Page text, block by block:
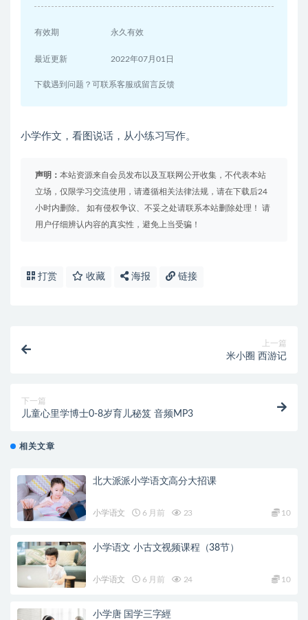
有效期 永久有效
最近更新 2022年07月01日
下载遇到问题？可联系客服或留言反馈
小学作文，看图说话，从小练习写作。
声明： 本站资源来自会员发布以及互联网公开收集，不代表本站
立场，仅限学习交流使用，请遵循相关法律法规，请在下载后24
小时内删除。 如有侵权争议、不妥之处请联系本站删除处理！ 请
用户仔细辨认内容的真实性，避免上当受骗！
打赏 收藏 海报 链接
上一篇
米小圈 西游记
下一篇
儿童心里学博士0-8岁育儿秘笈 音频MP3
相关文章
北大派派小学语文高分大招课
小学语文 6 月前 23 10
小学语文 小古文视频课程（38节）
小学语文 6 月前 24 10
小学唐 国学三字經